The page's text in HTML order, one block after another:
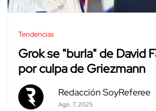
Tendencias
Grok se "burla" de David
por culpa de Griezmann
Redacción SoyReferee
Ago. 7, 2025